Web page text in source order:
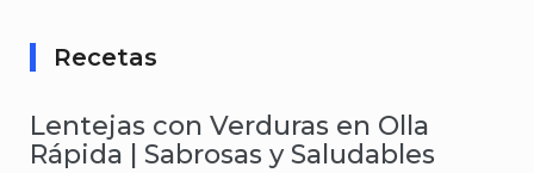
Recetas
Lentejas con Verduras en Olla
Rápida | Sabrosas y Saludables